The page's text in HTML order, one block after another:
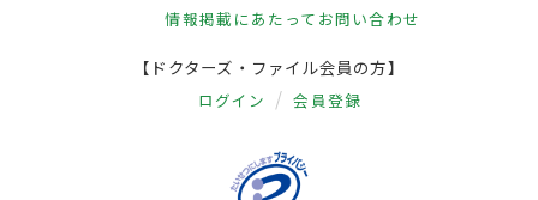
情報掲載にあたって お問い合わせ
【ドクターズ・ファイル会員の方】
ログイン 会員登録